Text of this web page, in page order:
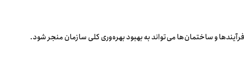
فرآیندها و ساختمان‌ها می‌تواند به بهبود بهره‌وری کلی سازمان منجر شود.